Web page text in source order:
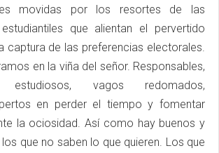
movidas por los resortes de las
que alientan el pervertido
captura de las preferencias electorales.
en la viña del señor. Responsables,
estudiosos, vagos redomados,
en perder el tiempo y fomentar
la ociosidad. Así como hay buenos y
que no saben lo que quieren. Los que